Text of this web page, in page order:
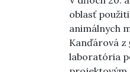
oblasť
animálnych
Kanďárová z
laboratória